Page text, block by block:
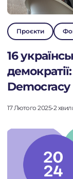
Проєкти
16
17 Лютого 2025•2